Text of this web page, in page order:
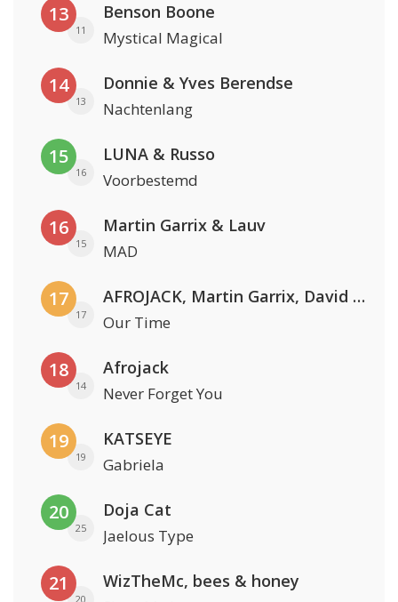
13
11
Benson Boone
Mystical Magical
14
13
Donnie & Yves Berendse
Nachtenlang
15
16
LUNA & Russo
Voorbestemd
16
15
Martin Garrix & Lauv
MAD
17
17
AFROJACK, Martin Garrix, David Guetta & Amél
Our Time
18
14
Afrojack
Never Forget You
19
19
KATSEYE
Gabriela
20
25
Doja Cat
Jaelous Type
21
20
WizTheMc, bees & honey